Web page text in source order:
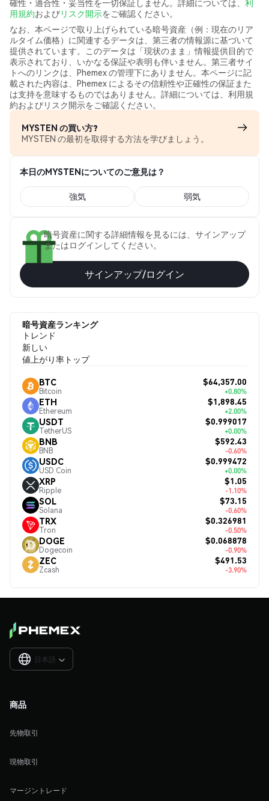
確性・適合性・妥当性を一切保証しません。詳細については、 利
用規約およびリスク開示をご確認ください。
なお、本ページで取り上げられている暗号資産（例：現在のリア
ルタイム価格）に関連するデータは、第三者の情報源に基づいて
提供されています。このデータは「現状のまま」情報提供目的で
表示されており、いかなる保証や表明も伴いません。第三者サイ
トへのリンクは、Phemex の管理下にありません。本ページに記
載された内容は、Phemex によるその信頼性や正確性の保証また
は支持を意味するものではありません。詳細については、利用規
約およびリスク開示をご確認ください。
MYSTEN の買い方?
MYSTEN の最初を取得する方法を学びましょう。
本日のMYSTENについてのご意見は？
強気 弱気
暗号資産に関する詳細情報を見るには、サインアップ
またはログインしてください。
サインアップ/ログイン
暗号資産ランキング
トレンド
新しい
値上がり率トップ
BTC
Bitcoin
$64,357.00
+0.80%
ETH
Ethereum
$1,898.45
+2.00%
USDT
TetherUS
$0.999017
+0.00%
BNB
BNB
$592.43
-0.60%
USDC
USD Coin
$0.999472
+0.00%
XRP
Ripple
$1.05
-1.10%
SOL
Solana
$73.15
-0.60%
TRX
Tron
$0.326981
-0.50%
DOGE
Dogecoin
$0.068878
-0.90%
ZEC
Zcash
$491.53
-3.90%
日本語 
商品
先物取引
現物取引
マージントレード